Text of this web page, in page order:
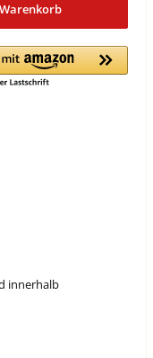
innerhalb